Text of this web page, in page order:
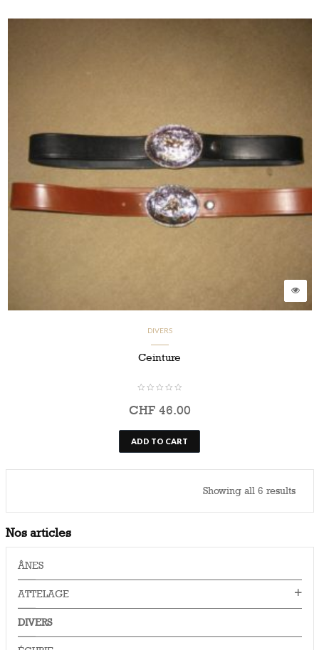
DIVERS
Ceinture
CHF46.00
ADD TO CART
Showing all 6 results
Nos articles
ÂNES
ATTELAGE
DIVERS